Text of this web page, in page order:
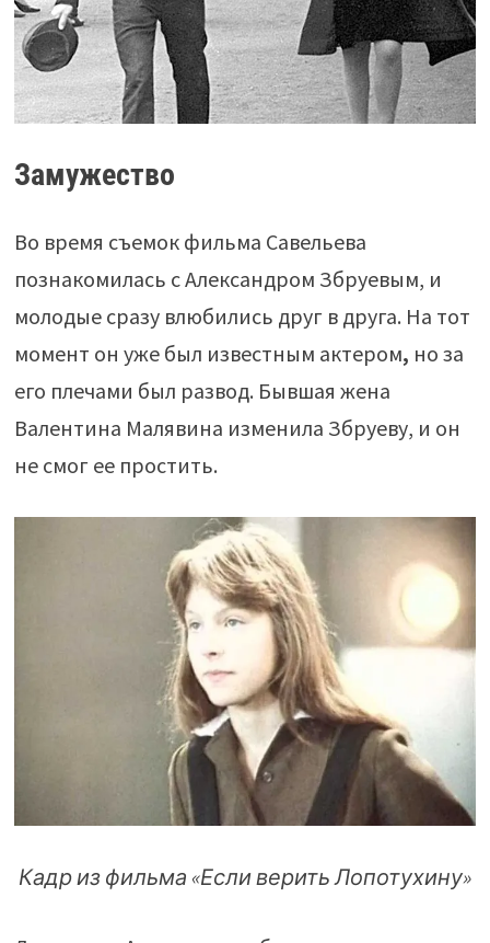
Замужество
Во время съемок фильма Савельева
познакомилась с Александром Збруевым, и
молодые сразу влюбились друг в друга. На тот
момент он уже был известным актером, но за
его плечами был развод. Бывшая жена
Валентина Малявина изменила Збруеву, и он
не смог ее простить.
Кадр из фильма «Если верить Лопотухину»